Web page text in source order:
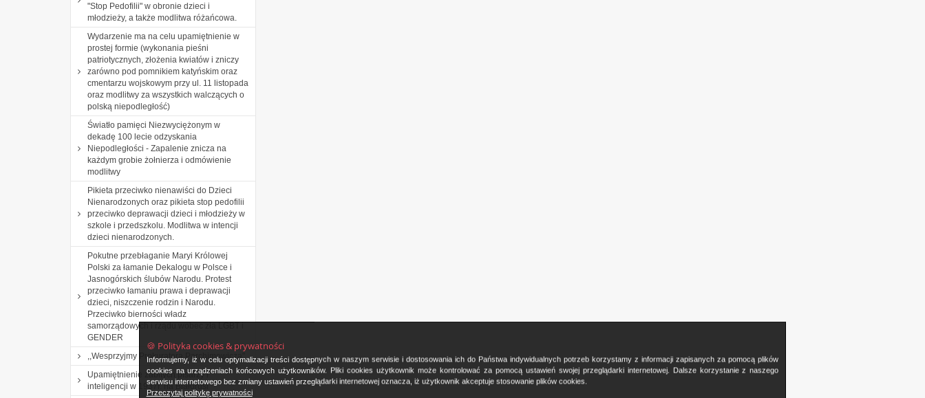
🍪 Polityka cookies & prywatności
Informujemy, iż w celu optymalizacji treści dostępnych w naszym serwisie i dostosowania ich do Państwa indywidualnych potrzeb korzystamy z informacji zapisanych za pomocą plików
cookies na urządzeniach końcowych użytkowników. Pliki cookies użytkownik może kontrolować za pomocą ustawień swojej przeglądarki internetowej. Dalsze korzystanie z naszego
serwisu internetowego bez zmiany ustawień przeglądarki internetowej oznacza, iż użytkownik akceptuje stosowanie plików cookies.
Przeczytaj politykę prywatności
"Stop Pedofilii" w obronie dzieci i
młodzieży, a także modlitwa różańcowa.
Wydarzenie ma na celu upamiętnienie w
prostej formie (wykonania pieśni
patriotycznych, złożenia kwiatów i zniczy
zarówno pod pomnikiem katyńskim oraz
cmentarzu wojskowym przy ul. 11 listopada
oraz modlitwy za wszystkich walczących o
polską niepodległość)
Światło pamięci Niezwyciężonym w
dekadę 100 lecie odzyskania
Niepodległości - Zapalenie znicza na
każdym grobie żołnierza i odmówienie
modlitwy
Pikieta przeciwko nienawiści do Dzieci
Nienarodzonych oraz pikieta stop pedofilii
przeciwko deprawacji dzieci i młodzieży w
szkole i przedszkolu. Modlitwa w intencji
dzieci nienarodzonych.
Pokutne przebłaganie Maryi Królowej
Polski za łamanie Dekalogu w Polsce i
Jasnogórskich ślubów Narodu. Protest
przeciwko łamaniu prawa i deprawacji
dzieci, niszczenie rodzin i Narodu.
Przeciwko bierności władz
samorządowych i rządu wobec zła LGBT i
GENDER
,,Wesprzyjmy Prokuratora Parchimowicza".
Upamiętnienie zabitych pisarzy i
inteligencji w 1937r. na Białorusi